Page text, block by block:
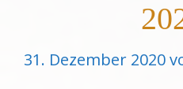
31. Dezember 2020